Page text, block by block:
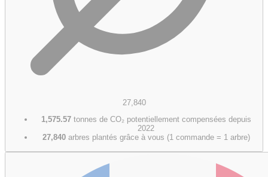
27,840
1,575.57tonnes de CO₂ potentiellement compensées depuis
2022
27,840 arbres plantés grâce à vous (1 commande = 1 arbre)